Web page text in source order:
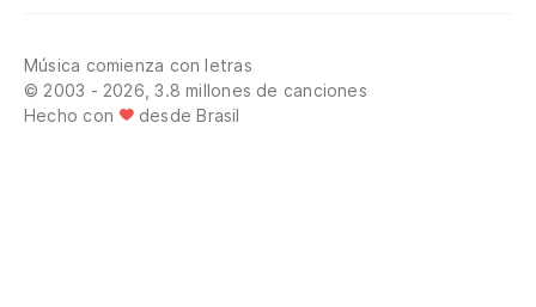
Música comienza con letras
© 2003 - 2026, 3.8 millones de canciones
Hecho con
desde Brasil